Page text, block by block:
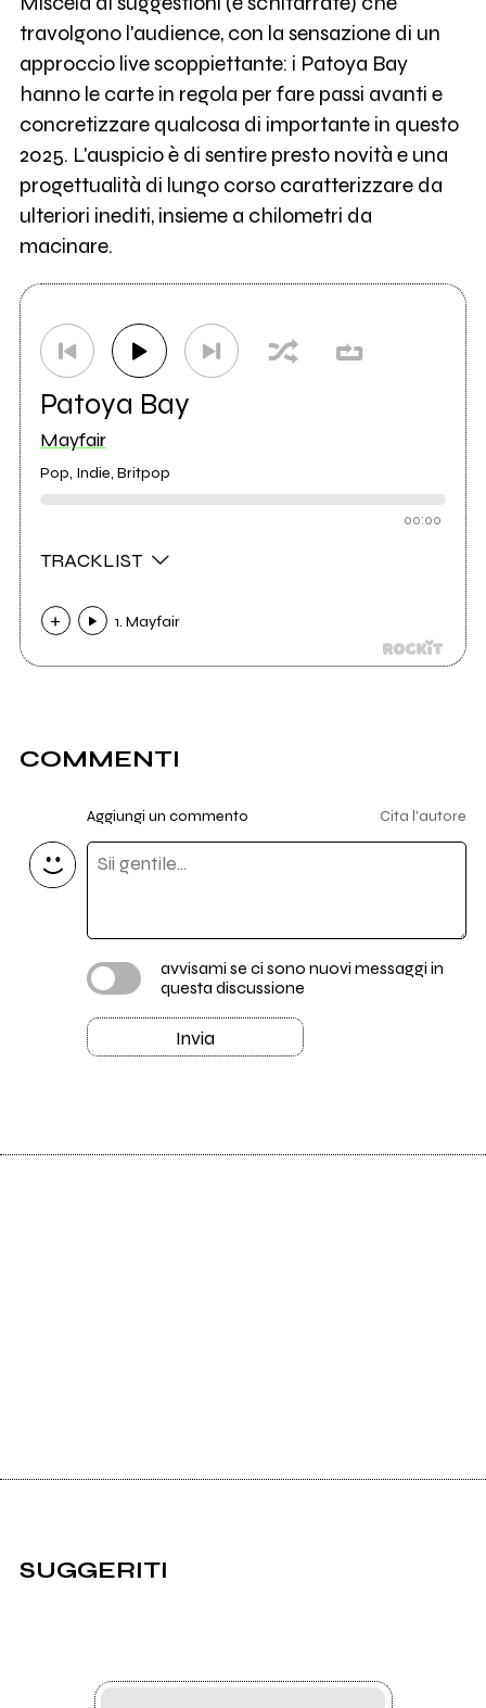
travolgono l'audience, con la sensazione di un
approccio live scoppiettante: i Patoya Bay
hanno le carte in regola per fare passi avanti e
concretizzare qualcosa di importante in questo
2025. L'auspicio è di sentire presto novità e una
progettualità di lungo corso caratterizzare da
ulteriori inediti, insieme a chilometri da
macinare.
Patoya Bay
Mayfair
Pop, Indie, Britpop
00:00
TRACKLIST
1. Mayfair
COMMENTI
Aggiungi un commento Cita l'autore
avvisami se ci sono nuovi messaggi in
questa discussione
Invia
SUGGERITI